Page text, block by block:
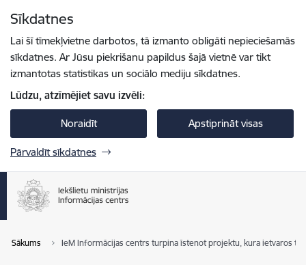
Sīkdatnes
Lai šī tīmekļvietne darbotos, tā izmanto obligāti nepieciešamās
sīkdatnes. Ar Jūsu piekrišanu papildus šajā vietnē var tikt
izmantotas statistikas un sociālo mediju sīkdatnes.
Lūdzu, atzīmējiet savu izvēli:
Noraidīt Apstiprināt visas
Pārvaldīt sīkdatnes
Sākums IeM Informācijas centrs turpina īstenot projektu, kura ietvaros